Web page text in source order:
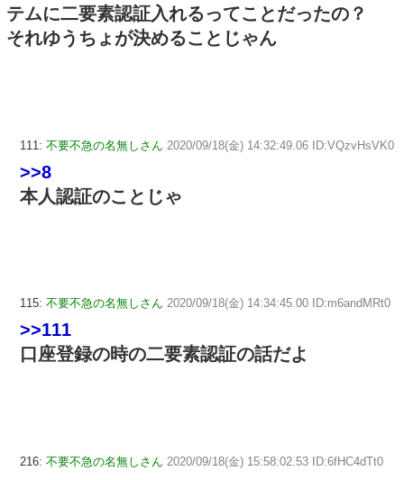
テムに二要素認証入れるってことだったの？
それゆうちょが決めることじゃん
111: 不要不急の名無しさん 2020/09/18(金) 14:32:49.06 ID:VQzvHsVK0
>>8
本人認証のことじゃ
115: 不要不急の名無しさん 2020/09/18(金) 14:34:45.00 ID:m6andMRt0
>>111
口座登録の時の二要素認証の話だよ
216: 不要不急の名無しさん 2020/09/18(金) 15:58:02.53 ID:6fHC4dTt0